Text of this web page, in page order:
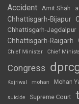
Accident Amit Shah
Chhattisgarh-Bijapur
Chhattisgarh-Jagdalpur
Chhattisgarh-Raigarh
Chief Minister
Chief
Congress
Kejriwal mohan Mohan
suicide Supreme Court